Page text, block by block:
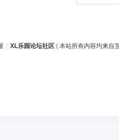
XL乐园论坛社区 ( 本站所有内容均来自